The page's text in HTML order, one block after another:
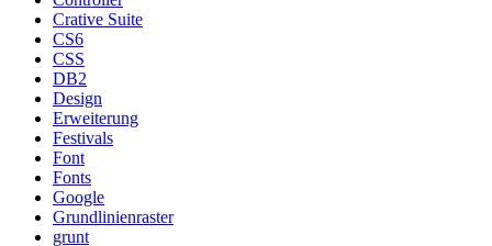
Crative Suite
CS6
CSS
DB2
Design
Erweiterung
Festivals
Font
Fonts
Google
Grundlinienraster
grunt